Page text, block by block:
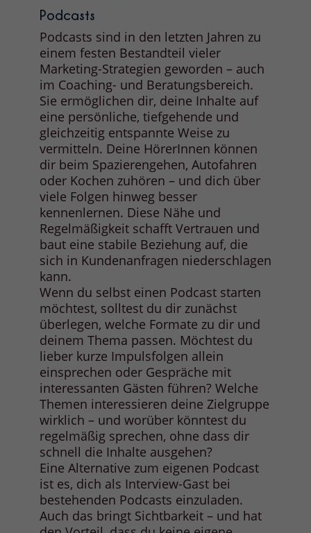
Podcasts
Podcasts sind in den letzten Jahren zu
einem festen Bestandteil vieler
Marketing-Strategien geworden – auch
im Coaching- und Beratungsbereich.
Sie ermöglichen dir, deine Inhalte auf
eine persönliche, tiefgehende und
gleichzeitig entspannte Weise zu
vermitteln. Deine HörerInnen können
dir beim Spazierengehen, Autofahren
oder Kochen zuhören – und dich über
viele Folgen hinweg besser
kennenlernen. Diese Nähe und
Regelmäßigkeit schafft Vertrauen und
baut eine stabile Beziehung auf, die
sich in Kundenanfragen niederschlagen
kann.
Wenn du selbst einen Podcast starten
möchtest, solltest du dir zunächst
überlegen, welche Formate zu dir und
deinem Thema passen. Möchtest du
lieber kurze Impulsfolgen allein
einsprechen oder Gespräche mit
interessanten Gästen führen? Welche
Themen interessieren deine Zielgruppe
wirklich – und worüber könntest du
regelmäßig sprechen, ohne dass dir
schnell die Inhalte ausgehen?
Eine Alternative zum eigenen Podcast
ist es, dich als Interview-Gast bei
bestehenden Podcasts einzuladen.
Auch das bringt Sichtbarkeit – und hat